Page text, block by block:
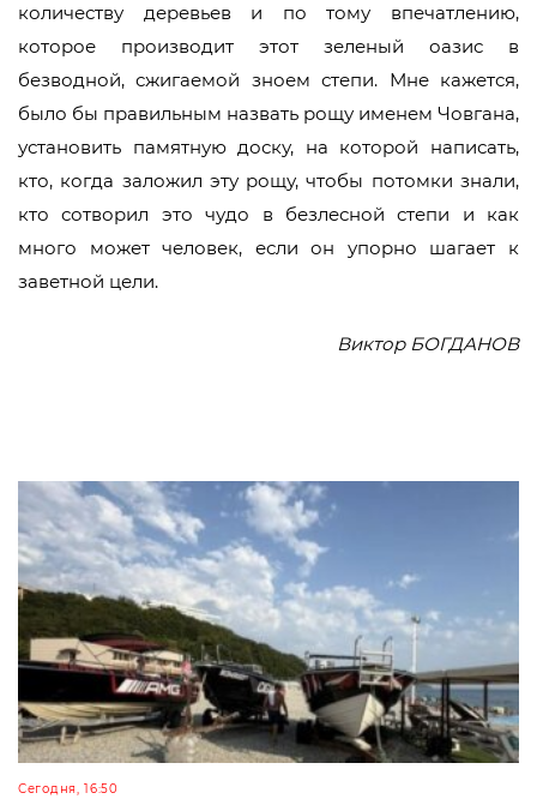
количеству деревьев и по тому впечатлению,
которое производит этот зеленый оазис в
безводной, сжигаемой зноем степи. Мне кажется,
было бы правильным назвать рощу именем Човгана,
установить памятную доску, на которой написать,
кто, когда заложил эту рощу, чтобы потомки знали,
кто сотворил это чудо в безлесной степи и как
много может человек, если он упорно шагает к
заветной цели.
Виктор БОГДАНОВ
Сегодня, 16:50